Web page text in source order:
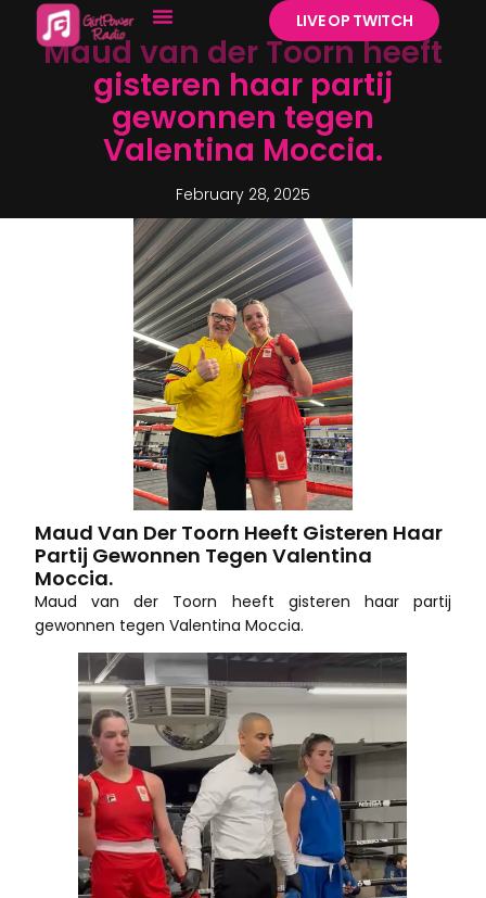
LIVE OP TWITCH
Maud van der Toorn heeft
gisteren haar partij
gewonnen tegen
Valentina Moccia.
February 28, 2025
Maud Van Der Toorn Heeft Gisteren Haar
Partij Gewonnen Tegen Valentina
Moccia.
Maud van der Toorn heeft gisteren haar partij
gewonnen tegen Valentina Moccia.